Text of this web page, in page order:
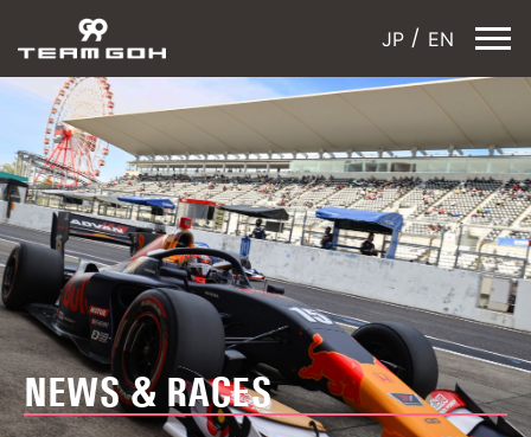
EN
JP
NEWS & RACES